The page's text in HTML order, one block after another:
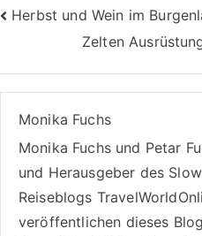
Herbst und Wein im
Zelten
Monika Fuchs
Monika Fuchs und Petar
und Herausgeber des
Reiseblogs
veröffentlichen dieses